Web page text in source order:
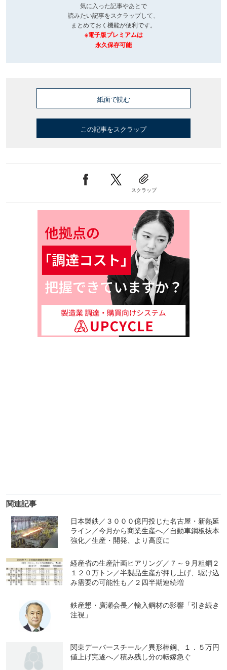
気に入った記事やあとで
読みたい記事をスクラップして、
まとめておく機能が便利です。
※電子版プレミアムは
永久保存可能
紙面で読む
この記事をスクラップ
スクラップ
関連記事
日本製鉄／３０００億円投じた名古屋・新熱延
ライン／今月から商業生産へ／自動車鋼板抜本
強化／生産・開発、より高度に
経産省の生産計画ヒアリング／７～９月粗鋼２
１２０万トン／半製品生産が押し上げ、駆け込
み需要の可能性も／２四半期連続増
鉄産懇・廣瀬会長／輸入鋼材の影響「引き続き
注視」
関東デーバースチール／異形棒鋼、１．５万円
値上げ完遂へ／積み残し分の転嫁急ぐ